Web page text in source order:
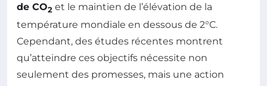
de CO2 et le maintien de l’élévation de la
température mondiale en dessous de 2°C.
Cependant, des études récentes montrent
qu’atteindre ces objectifs nécessite non
seulement des promesses, mais une action